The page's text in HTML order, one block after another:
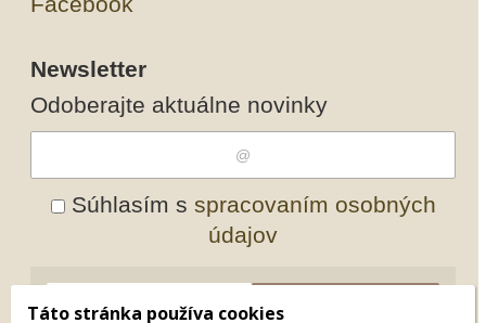
Newsletter
Odoberajte aktuálne novinky
Súhlasím s spracovaním osobných
údajov
Táto stránka používa cookies